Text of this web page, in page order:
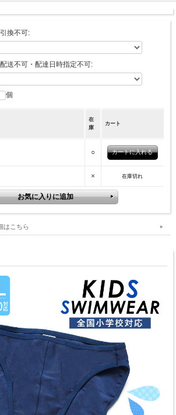
換不可:
送不可・配達日時指定不可:
個
在
庫
カート
○
× 在庫切れ
はこちら